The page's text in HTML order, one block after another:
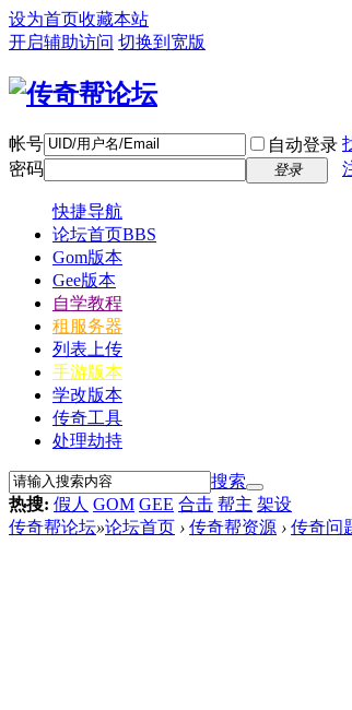
设为首页收藏本站
开启辅助访问 切换到宽版
帐号 自动登录
密码
登录
快捷导航
论坛首页BBS
Gom版本
Gee版本
自学教程
租服务器
列表上传
手游版本
学改版本
传奇工具
处理劫持
搜索
热搜: 假人 GOM GEE 合击 帮主 架设
传奇帮论坛»论坛首页 › 传奇帮资源 › 传奇问